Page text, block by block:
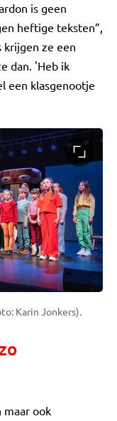
is geen
heftige teksten”,
krijgen ze een
dan. 'Heb ik
een klasgenootje
Karin Jonkers).
maar ook